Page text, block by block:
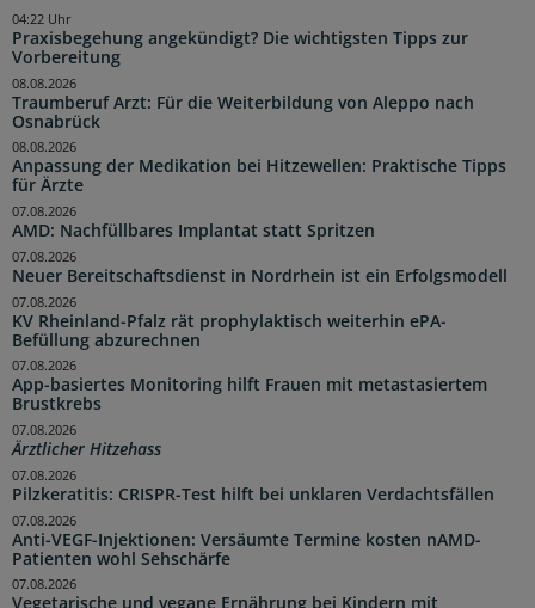
Praxisbegehung angekündigt? Die wichtigsten Tipps zur
Vorbereitung
04:22 Uhr
Traumberuf Arzt: Für die Weiterbildung von Aleppo nach
Osnabrück
08.08.2026
Anpassung der Medikation bei Hitzewellen: Praktische Tipps
für Ärzte
08.08.2026
AMD: Nachfüllbares Implantat statt Spritzen
07.08.2026
Neuer Bereitschaftsdienst in Nordrhein ist ein Erfolgsmodell
07.08.2026
KV Rheinland-Pfalz rät prophylaktisch weiterhin ePA-
Befüllung abzurechnen
07.08.2026
App-basiertes Monitoring hilft Frauen mit metastasiertem
Brustkrebs
07.08.2026
Ärztlicher Hitzehass
07.08.2026
Pilzkeratitis: CRISPR-Test hilft bei unklaren Verdachtsfällen
07.08.2026
Anti-VEGF-Injektionen: Versäumte Termine kosten nAMD-
Patienten wohl Sehschärfe
07.08.2026
07.08.2026